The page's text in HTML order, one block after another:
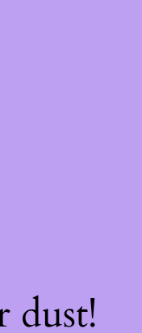
dust!